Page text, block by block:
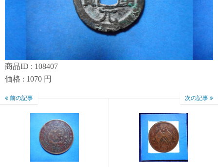
商品ID : 108407
価格 : 1070 円
前の記事 次の記事